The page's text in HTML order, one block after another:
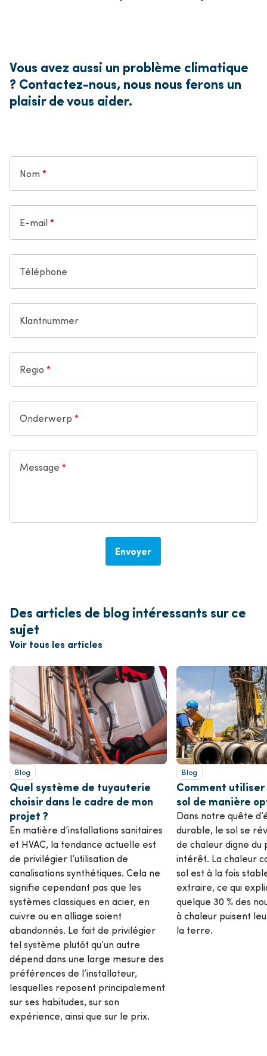
Vous avez aussi un problème climatique
? Contactez-nous, nous nous ferons un
plaisir de vous aider.
Nom
E-mail
Téléphone
Klantnummer
Regio
Onderwerp
Message
Envoyer
Des articles de blog intéressants sur ce
sujet
Voir tous les articles
Blog
Quel système de tuyauterie
choisir dans le cadre de mon
projet ?
En matière d’installations sanitaires
et HVAC, la tendance actuelle est
de privilégier l’utilisation de
canalisations synthétiques. Cela ne
signifie cependant pas que les
systèmes classiques en acier, en
cuivre ou en alliage soient
abandonnés. Le fait de privilégier
tel système plutôt qu’un autre
dépend dans une large mesure des
préférences de l’installateur,
lesquelles reposent principalement
sur ses habitudes, sur son
expérience, ainsi que sur le prix.
Blog
Comment
sol de manière
Dans notre quête
durable, le sol se
de chaleur digne du
intérêt. La chaleur
sol est à la fois
extraire, ce qui
quelque 30 % des
à chaleur puisent
la terre.